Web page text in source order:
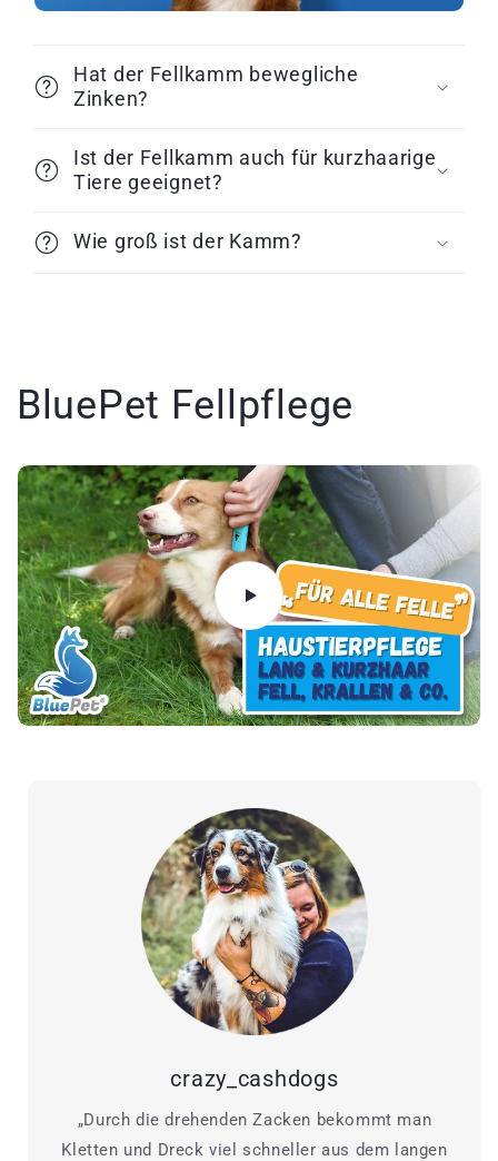
Hat der Fellkamm bewegliche
Zinken?
Ist der Fellkamm auch für kurzhaarige
Tiere geeignet?
Wie groß ist der Kamm?
BluePet Fellpflege
crazy_cashdogs
„Durch die drehenden Zacken bekommt man
Kletten und Dreck viel schneller aus dem langen